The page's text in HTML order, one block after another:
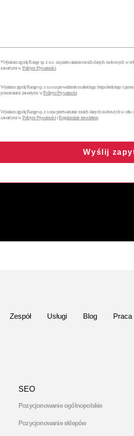
*Wyrażam zgodę Range sp. z o.o. na przetwarzanie moich danych osobowych w
zawartymi wPolityce Prywatności.
Wyrażam zgodę Range sp. z o.o na prowadzenie marketingu bezpośredniego i
pouczeniami zawartymi wPolityce Prywatności
Wyrażam zgodę Range sp. z o.ona przetwarzanie moich danych osobowych w celu
zawartymi wPolityce PrywatnościiRegulaminie newslettera.
Wyślij
Zespół Usługi Blog Praca
SEO
Pozycjonowanie ogólnopolskie
Pozycjonowanie sklepów